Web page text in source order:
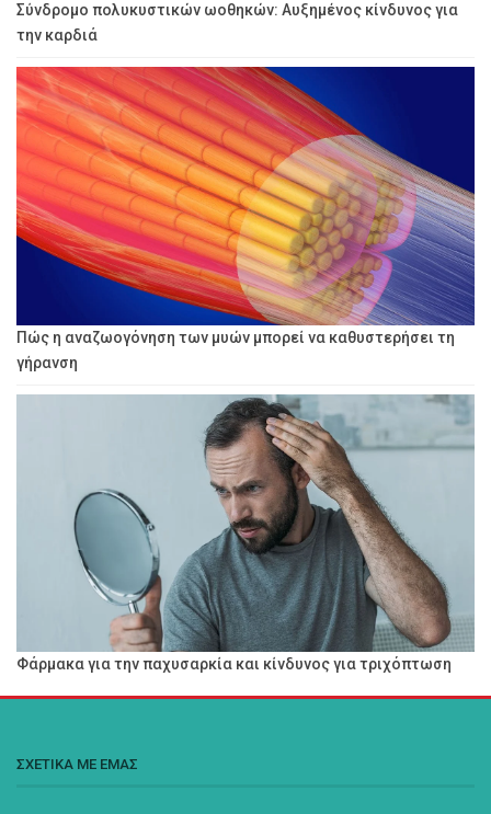
Σύνδρομο πολυκυστικών ωοθηκών: Αυξημένος κίνδυνος για
την καρδιά
Πώς η αναζωογόνηση των μυών μπορεί να καθυστερήσει τη
γήρανση
Φάρμακα για την παχυσαρκία και κίνδυνος για τριχόπτωση
ΣΧΕΤΙΚΑ ΜΕ ΕΜΑΣ